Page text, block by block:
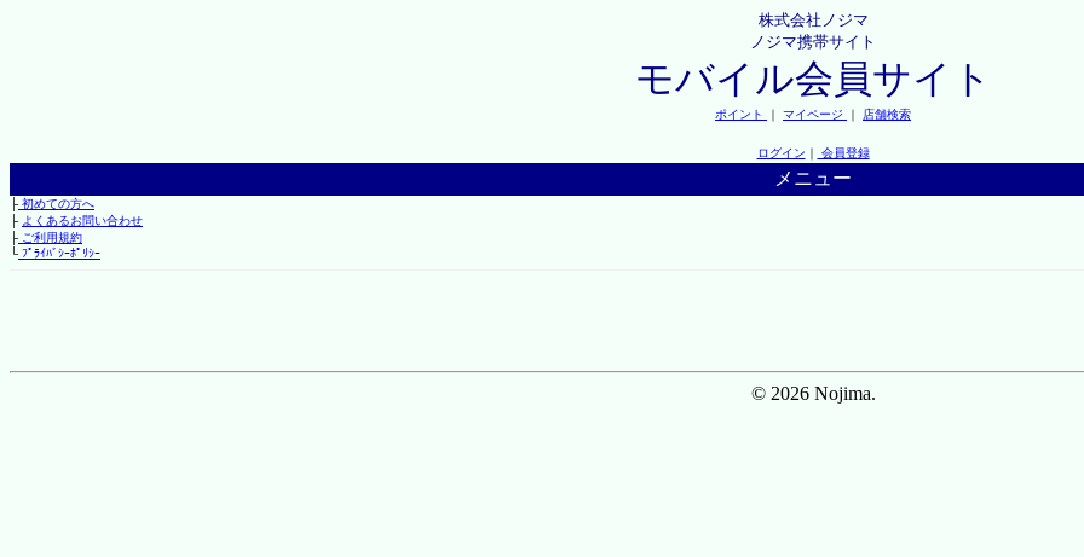
株式会社ノジマ
ノジマ携帯サイト
モバイル会員サイト
ポイント ｜ マイページ ｜ 店舗検索
ログイン ｜ 会員登録
メニュー
├初めての方へ
├ よくあるお問い合わせ
├ご利用規約
└ﾌﾟﾗｲﾊﾞｼｰﾎﾟﾘｼｰ
© 2026 Nojima.